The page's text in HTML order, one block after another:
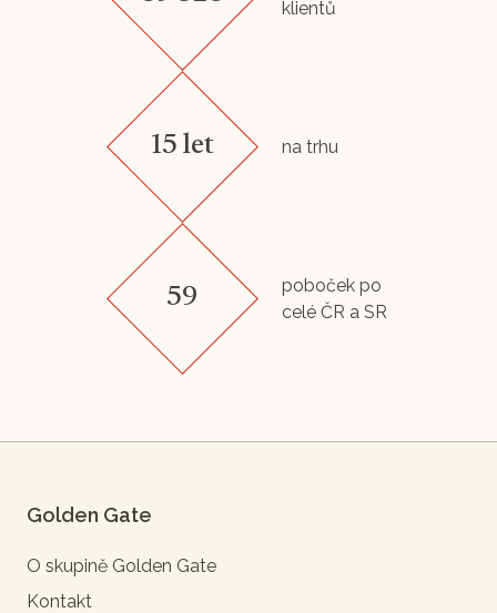
klientů
15 let na trhu
59
poboček po
celé ČR a SR
Golden Gate
O skupině Golden Gate
Kontakt